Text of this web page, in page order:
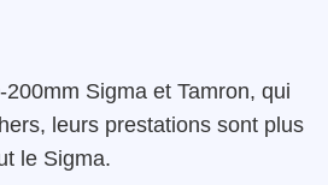
Sigma et Tamron, qui
leurs prestations sont plus
le Sigma.